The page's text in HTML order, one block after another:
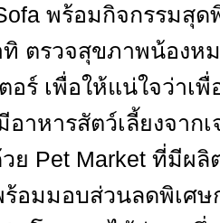
พร้อมกิจกรรมสุ
ทิ ตรวจสุขภาพน้องห
ตอร์ เพื่อให้แน่ใจว่า
าหารสัตว์เลี้ยงจาก
ย Pet Market ที่มีผ
อมมอบส่วนลดพิเศษ